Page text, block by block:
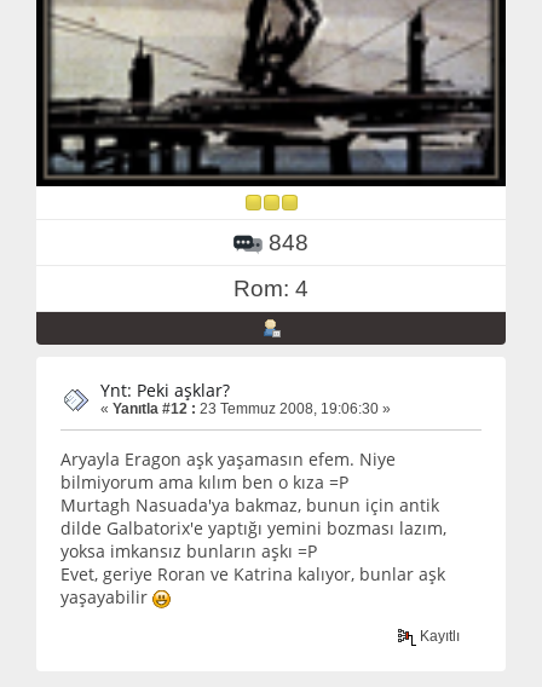
848
Rom: 4
Ynt: Peki aşklar?
« Yanıtla #12 : 23 Temmuz 2008, 19:06:30 »
Aryayla Eragon aşk yaşamasın efem. Niye
bilmiyorum ama kılım ben o kıza =P
Murtagh Nasuada'ya bakmaz, bunun için antik
dilde Galbatorix'e yaptığı yemini bozması lazım,
yoksa imkansız bunların aşkı =P
Evet, geriye Roran ve Katrina kalıyor, bunlar aşk
yaşayabilir
Kayıtlı